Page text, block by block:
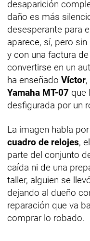
desaparición
daño es más
desesperante para
aparece, sí, pero
y con una factura
convertirse en un
ha enseñado Víctor
Yamaha MT-07 que
desfigurada por un
La imagen habla
cuadro de relojes, el
parte del conjunto
caída ni de una
taller, alguien se
dejando al dueño
reparación que va
comprar lo robado.